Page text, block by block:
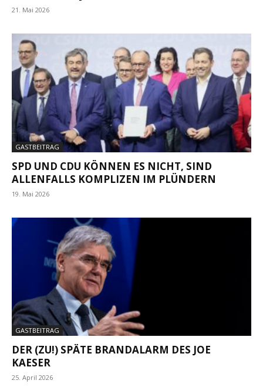
21. Mai 2026
GASTBEITRAG
SPD UND CDU KÖNNEN ES NICHT, SIND
ALLENFALLS KOMPLIZEN IM PLÜNDERN
19. Mai 2026
GASTBEITRAG
DER (ZU!) SPÄTE BRANDALARM DES JOE
KAESER
25. April 2026